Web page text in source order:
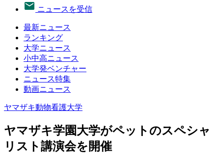
ニュースを受信
最新ニュース
ランキング
大学ニュース
小中高ニュース
大学発ベンチャー
ニュース特集
動画ニュース
ヤマザキ動物看護大学
ヤマザキ学園大学がペットのスペシャ
リスト講演会を開催